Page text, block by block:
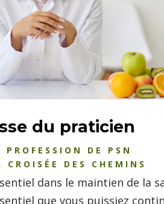
du praticien
PROFESSION DE PSN
DES CHEMINS
dans le maintien de la
que vous puissiez